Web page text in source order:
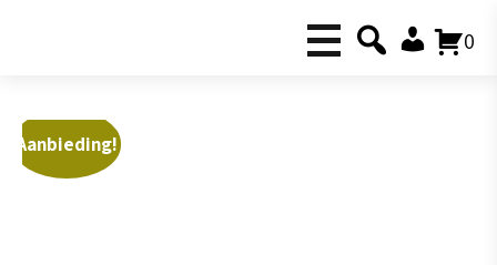
0
Aanbieding!